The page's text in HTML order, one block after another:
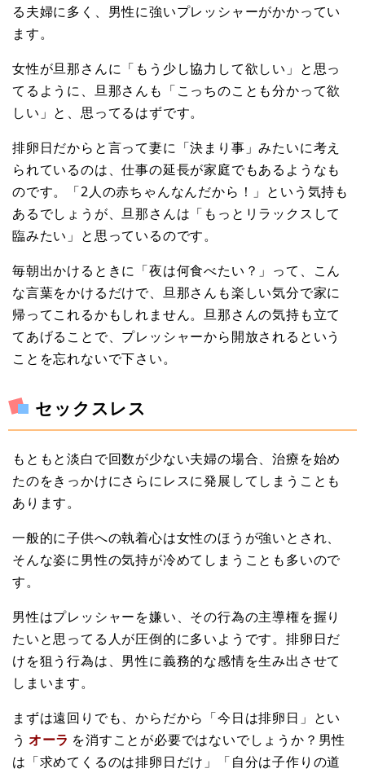
る夫婦に多く、男性に強いプレッシャーがかかってい
ます。
女性が旦那さんに「もう少し協力して欲しい」と思っ
てるように、旦那さんも「こっちのことも分かって欲
しい」と、思ってるはずです。
排卵日だからと言って妻に「決まり事」みたいに考え
られているのは、仕事の延長が家庭でもあるようなも
のです。「2人の赤ちゃんなんだから！」という気持も
あるでしょうが、旦那さんは「もっとリラックスして
臨みたい」と思っているのです。
毎朝出かけるときに「夜は何食べたい？」って、こん
な言葉をかけるだけで、旦那さんも楽しい気分で家に
帰ってこれるかもしれません。旦那さんの気持も立て
てあげることで、プレッシャーから開放されるという
ことを忘れないで下さい。
セックスレス
もともと淡白で回数が少ない夫婦の場合、治療を始め
たのをきっかけにさらにレスに発展してしまうことも
あります。
一般的に子供への執着心は女性のほうが強いとされ、
そんな姿に男性の気持が冷めてしまうことも多いので
す。
男性はプレッシャーを嫌い、その行為の主導権を握り
たいと思ってる人が圧倒的に多いようです。排卵日だ
けを狙う行為は、男性に義務的な感情を生み出させて
しまいます。
まずは遠回りでも、からだから「今日は排卵日」とい
う オーラ を消すことが必要ではないでしょうか？男性
は「求めてくるのは排卵日だけ」「自分は子作りの道